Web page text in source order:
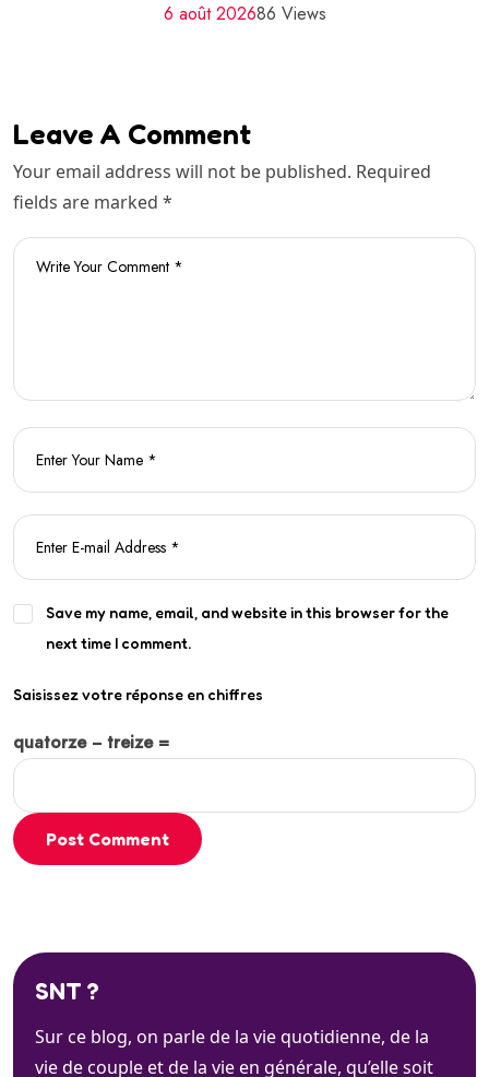
6 août 202686 Views
Leave A Comment
Your email address will not be published. Required
fields are marked *
Save my name, email, and website in this browser for the
next time I comment.
Saisissez votre réponse en chiffres
quatorze − treize =
Post Comment
SNT ?
Sur ce blog, on parle de la vie quotidienne, de la
vie de couple et de la vie en générale, qu’elle soit